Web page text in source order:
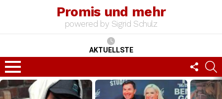
Promis und mehr
powered by Sigrid Schulz
AKTUELLSTE
Menu
US
TOP
NEWS